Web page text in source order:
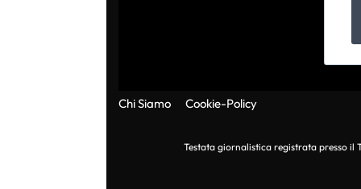
Chi Siamo Cookie-Policy
Testata giornalistica registrata presso il